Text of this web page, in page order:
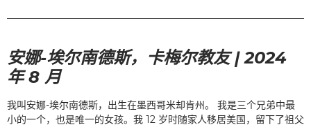
安娜-埃尔南德斯，卡梅尔教友 | 2024
年 8 月
我叫安娜-埃尔南德斯，出生在墨西哥米却肯州。 我是三个兄弟中最
小的一个，也是唯一的女孩。我 12 岁时随家人移居美国，留下了祖父